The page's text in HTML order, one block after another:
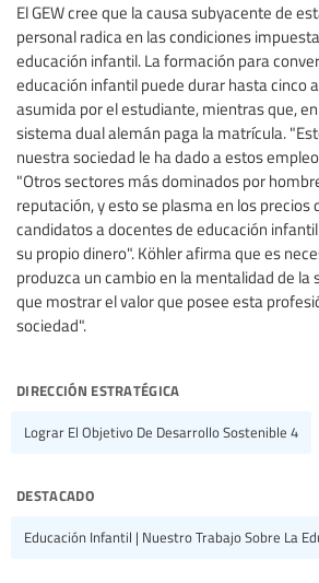
El GEW cree que la causa subyacente de
personal radica en las condiciones
educación infantil. La formación para
educación infantil puede durar hasta cinco
asumida por el estudiante, mientras que,
sistema dual alemán paga la matrícula.
nuestra sociedad le ha dado a estos
"Otros sectores más dominados por
reputación, y esto se plasma en los precios
candidatos a docentes de educación
su propio dinero". Köhler afirma que es
produzca un cambio en la mentalidad de la
que mostrar el valor que posee esta
sociedad".
dirección estratégica
Lograr El Objetivo De Desarrollo Sostenible 4
destacado
Educación Infantil | Nuestro Trabajo Sobre La